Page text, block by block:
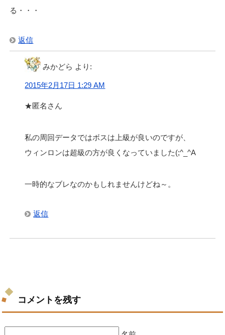
る・・・
返信
みかどら より:
2015年2月17日 1:29 AM
★匿名さん
私の周回データではボスは上級が良いのですが、
ウィンロンは超級の方が良くなっていました(;^_^A
一時的なブレなのかもしれませんけどね～。
返信
コメントを残す